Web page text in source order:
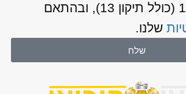
התשמ"א–1981 (כולל תיקון 13), ובהתאם
שלנו.
שלח